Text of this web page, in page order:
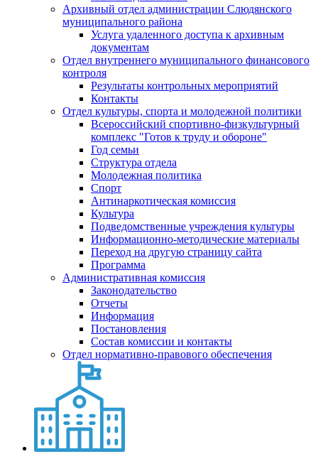
Архивный отдел администрации Слюдянского
муниципального района
Услуга удаленного доступа к архивным
документам
Отдел внутреннего муниципального финансового
контроля
Результаты контрольных мероприятий
Контакты
Отдел культуры, спорта и молодежной политики
Всероссийский спортивно-физкультурный
комплекс "Готов к труду и обороне"
Год семьи
Структура отдела
Молодежная политика
Спорт
Антинаркотическая комиссия
Культура
Подведомственные учреждения культуры
Информационно-методические материалы
Переход на другую страницу сайта
Программа
Административная комиссия
Законодательство
Отчеты
Информация
Постановления
Состав комиссии и контакты
Отдел нормативно-правового обеспечения